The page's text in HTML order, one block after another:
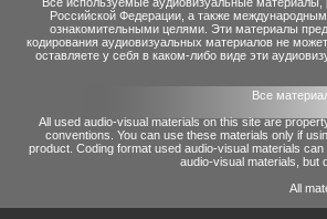
Российской Федерации, а также
ознакомительными целями. Эти материалы
кодирования аудиовизуальных материалов не
оставляете у себя в каком-либо виде эти
Все
All used audio-visual materials on this site are
conventions. You can use these materials only if
product. Coding format used audio-visual materials
audio-visual materials, but
All